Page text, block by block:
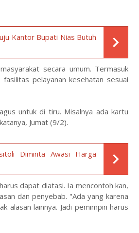
Kantor Bupati Nias Butuh
secara umum. Termasuk
pelayanan kesehatan sesuai
untuk di tiru. Misalnya ada kartu
Jumat (9/2).
Diminta Awasi Harga
dapat diatasi. Ia mencontoh kan,
dan penyebab. "Ada yang karena
alasan lainnya. Jadi pemimpin harus